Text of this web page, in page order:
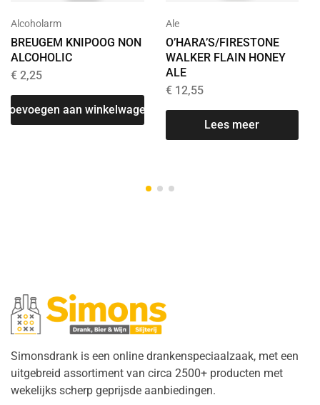
Alcoholarm
BREUGEM KNIPOOG NON
ALCOHOLIC
€ 2,25
Toevoegen aan winkelwagen
Ale
O’HARA’S/FIRESTONE
WALKER FLAIN HONEY
ALE
€12,55
Lees meer
Simonsdrank is een online drankenspeciaalzaak, met een
uitgebreid assortiment van circa 2500+ producten met
wekelijks scherp geprijsde aanbiedingen.